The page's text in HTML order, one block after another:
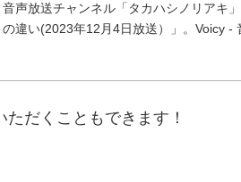
音声放送チャンネル「タカハシノリアキ
の違い(2023年12月4日放送）」。Voicy -
だくこともできます！